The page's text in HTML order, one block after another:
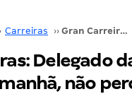
Carreiras ›› Gran Carreiras: Delegado da Polícia Federal. É amanhã, não perca!
Delegado
não